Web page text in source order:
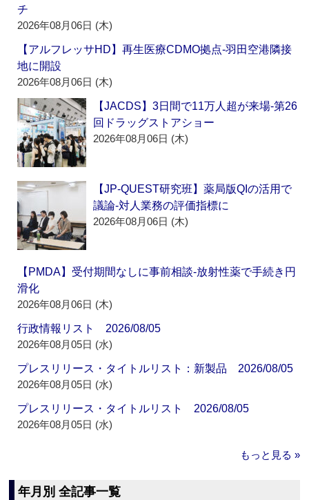
チ
2026年08月06日 (木)
【アルフレッサHD】再生医療CDMO拠点‐羽田空港隣接
地に開設
2026年08月06日 (木)
【JACDS】3日間で11万人超が来場‐第26
回ドラッグストアショー
2026年08月06日 (木)
【JP-QUEST研究班】薬局版QIの活用で
議論‐対人業務の評価指標に
2026年08月06日 (木)
【PMDA】受付期間なしに事前相談‐放射性薬で手続き円
滑化
2026年08月06日 (木)
行政情報リスト 2026/08/05
2026年08月05日 (水)
プレスリリース・タイトルリスト：新製品 2026/08/05
2026年08月05日 (水)
プレスリリース・タイトルリスト 2026/08/05
2026年08月05日 (水)
もっと見る »
年月別 全記事一覧